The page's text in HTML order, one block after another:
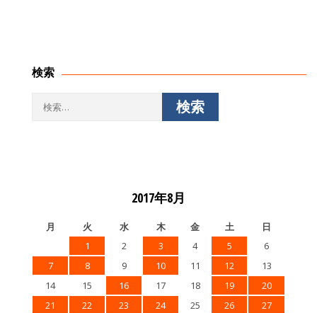
検索
2017年8月
月 火 水 木 金 土
日
1
2 3 4 5
6
7
8 9 10 11 12
13
14
15 16 17 18 19
20
21
22 23 24 25 26
27